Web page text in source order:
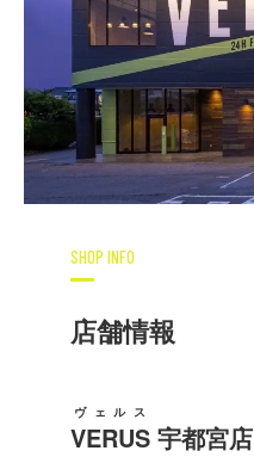
SHOP INFO
店舗情報
VERUS
ヴェルス
宇都宮店